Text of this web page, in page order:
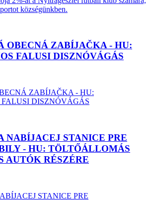
községünkben.
OBECNÁ ZABÍJAČKA - HU:
FALUSI DISZNÓVÁGÁS
ZABÍJAČKA - HU:
DISZNÓVÁGÁS
NABÍJACEJ STANICE PRE
- HU: TÖLTŐÁLLOMÁS
AUTÓK RÉSZÉRE
STANICE PRE